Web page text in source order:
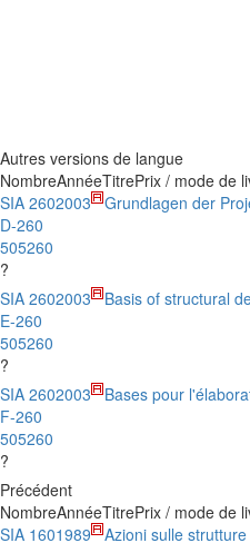
Autres versions de langue
NombreAnnéeTitrePrix / mode de
SIA 260
D-260
505260
?
2003 Grundlagen der
SIA 260
E-260
505260
?
2003 Basis of structural
SIA 260
F-260
505260
?
2003 Bases pour
Précédent
NombreAnnéeTitrePrix / mode de
SIA 1601989 Azioni sulle